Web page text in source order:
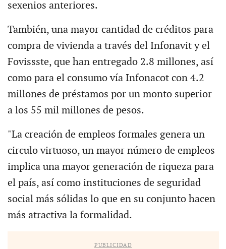
sexenios anteriores.
También, una mayor cantidad de créditos para
compra de vivienda a través del Infonavit y el
Fovissste, que han entregado 2.8 millones, así
como para el consumo vía Infonacot con 4.2
millones de préstamos por un monto superior
a los 55 mil millones de pesos.
"La creación de empleos formales genera un
circulo virtuoso, un mayor número de empleos
implica una mayor generación de riqueza para
el país, así como instituciones de seguridad
social más sólidas lo que en su conjunto hacen
más atractiva la formalidad.
PUBLICIDAD